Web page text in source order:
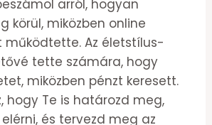
arról, hogyan
körül, miközben online
működtette. Az életstílus-
tette számára, hogy
miközben pénzt keresett.
hogy Te is határozd meg,
és tervezd meg az